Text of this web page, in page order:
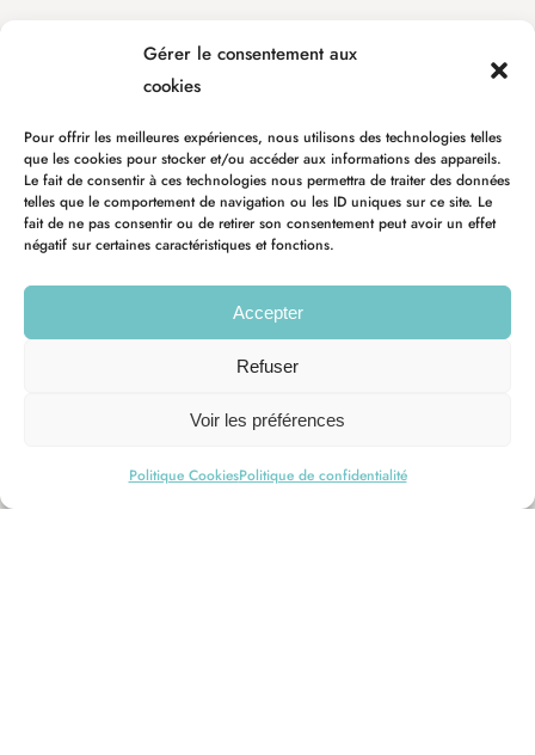
Gérer le consentement aux
cookies
Pour offrir les meilleures expériences, nous utilisons des technologies telles
que les cookies pour stocker et/ou accéder aux informations des appareils.
Le fait de consentir à ces technologies nous permettra de traiter des données
telles que le comportement de navigation ou les ID uniques sur ce site. Le
fait de ne pas consentir ou de retirer son consentement peut avoir un effet
négatif sur certaines caractéristiques et fonctions.
Accepter
Refuser
Voir les préférences
Politique CookiesPolitique de confidentialité